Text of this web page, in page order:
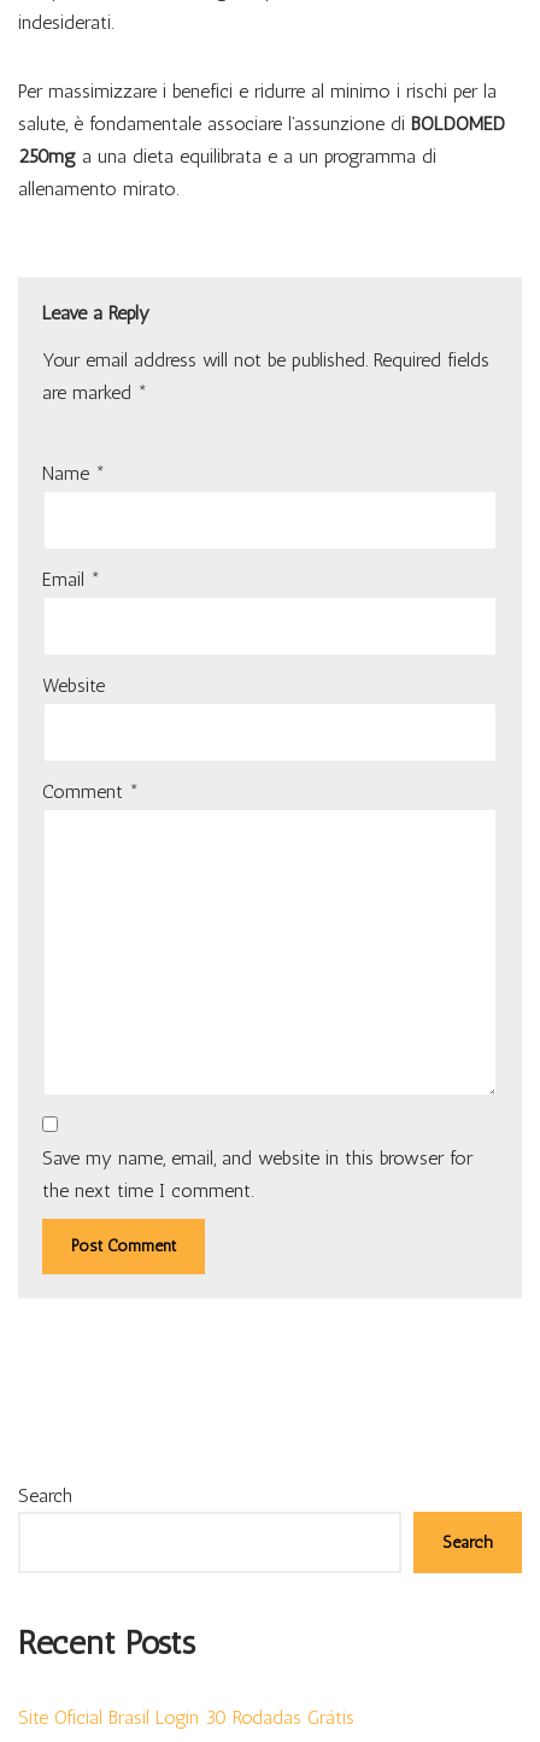
indesiderati.
Per massimizzare i benefici e ridurre al minimo i rischi per la
salute, è fondamentale associare l’assunzione di BOLDOMED
250mg a una dieta equilibrata e a un programma di
allenamento mirato.
Leave a Reply
Your email address will not be published. Required fields
are marked *
Name *
Email *
Website
Comment *
Save my name, email, and website in this browser for
the next time I comment.
Search
Search
Recent Posts
Site Oficial Brasil Login 30 Rodadas Grátis